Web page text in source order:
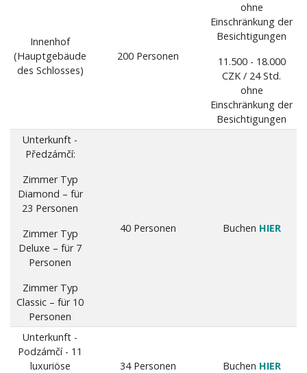
Innenhof
(Hauptgebäude
des Schlosses)
200 Personen
ohne
Einschränkung der
Besichtigungen
11.500 - 18.000
CZK / 24 Std.
ohne
Einschränkung der
Besichtigungen
Unterkunft -
Předzámčí:
Zimmer Typ
Diamond – für
23 Personen
Zimmer Typ
Deluxe – für 7
Personen
Zimmer Typ
Classic – für 10
Personen
40 Personen Buchen HIER
Unterkunft -
Podzámčí - 11
luxuriöse
34 Personen Buchen HIER